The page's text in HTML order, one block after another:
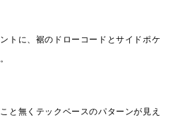
トに、裾のドローコードとサイドポケ
と無くテックベースのパターンが見え